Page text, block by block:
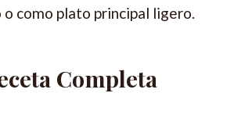
o como plato principal ligero.
Completa